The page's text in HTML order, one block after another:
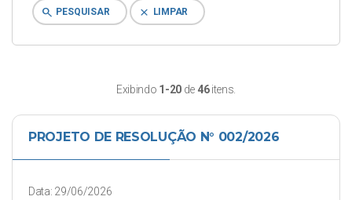
Exibindo 1-20 de 46itens.
PROJETO DE RESOLUÇÃO N° 002/2026
Data: 29/06/2026
search PESQUISAR clear LIMPAR